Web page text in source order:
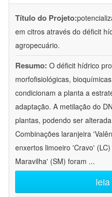
Título do Projeto:
em citros através do déficit
agropecuário.
Resumo: O déficit hídrico
morfofisiológicas,
condicionam a planta a
adaptação. A metilação do
plantas, podendo ser
Combinações laranjeira
enxertos limoeiro 'Cravo'
Maravilha' (SM) foram ...